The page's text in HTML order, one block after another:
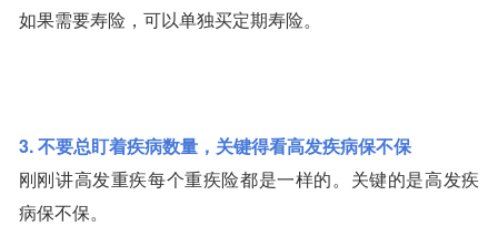
如果需要寿险，可以单独买定期寿险。
3. 不要总盯着疾病数量，关键得看高发疾病保不保
刚刚讲高发重疾每个重疾险都是一样的。关键的是高发疾
病保不保。